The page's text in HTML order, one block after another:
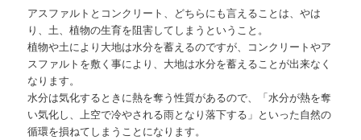
アスファルトとコンクリート、どちらにも言えることは、やは
り、土、植物の生育を阻害してしまうということ。
植物や土により大地は水分を蓄えるのですが、コンクリートやア
スファルトを敷く事により、大地は水分を蓄えることが出来なく
なります。
水分は気化するときに熱を奪う性質があるので、「水分が熱を奪
い気化し、上空で冷やされる雨となり落下する」といった自然の
循環を損ねてしまうことになります。